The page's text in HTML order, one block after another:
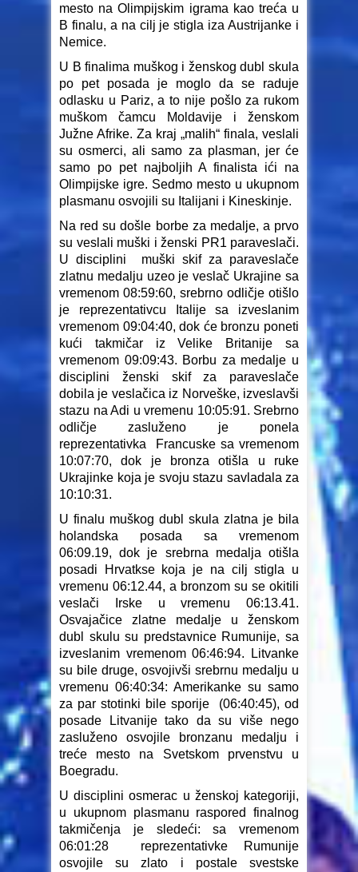
mesto na Olimpijskim igrama kao treća u
B finalu, a na cilj je stigla iza Austrijanke i
Nemice.
U B finalima muškog i ženskog dubl skula
po pet posada je moglo da se raduje
odlasku u Pariz, a to nije pošlo za rukom
muškom čamcu Moldavije i ženskom
Južne Afrike. Za kraj „malih“ finala, veslali
su osmerci, ali samo za plasman, jer će
samo po pet najboljih A finalista ići na
Olimpijske igre. Sedmo mesto u ukupnom
plasmanu osvojili su Italijani i Kineskinje.
Na red su došle borbe za medalje, a prvo
su veslali muški i ženski PR1 paraveslači.
U disciplini muški skif za paraveslače
zlatnu medalju uzeo je veslač Ukrajine sa
vremenom 08:59:60, srebrno odličje otišlo
je reprezentativcu Italije sa izveslanim
vremenom 09:04:40, dok će bronzu poneti
kući takmičar iz Velike Britanije sa
vremenom 09:09:43. Borbu za medalje u
disciplini ženski skif za paraveslače
dobila je veslačica iz Norveške, izveslavši
stazu na Adi u vremenu 10:05:91. Srebrno
odličje zasluženo je ponela
reprezentativka Francuske sa vremenom
10:07:70, dok je bronza otišla u ruke
Ukrajinke koja je svoju stazu savladala za
10:10:31.
U finalu muškog dubl skula zlatna je bila
holandska posada sa vremenom
06:09.19, dok je srebrna medalja otišla
posadi Hrvatkse koja je na cilj stigla u
vremenu 06:12.44, a bronzom su se okitili
veslači Irske u vremenu 06:13.41.
Osvajačice zlatne medalje u ženskom
dubl skulu su predstavnice Rumunije, sa
izveslanim vremenom 06:46:94. Litvanke
su bile druge, osvojivši srebrnu medalju u
vremenu 06:40:34: Amerikanke su samo
za par stotinki bile sporije (06:40:45), od
posade Litvanije tako da su više nego
zasluženo osvojile bronzanu medalju i
treće mesto na Svetskom prvenstvu u
Boegradu.
U disciplini osmerac u ženskoj kategoriji,
u ukupnom plasmanu raspored finalnog
takmičenja je sledeći: sa vremenom
06:01:28 reprezentativke Rumunije
osvojile su zlato i postale svestske